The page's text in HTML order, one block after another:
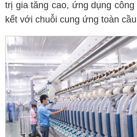
trị gia tăng cao, ứng dụng
kết với chuỗi cung ứng toàn